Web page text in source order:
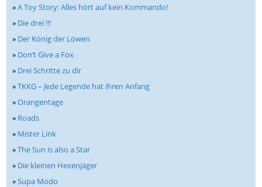
»A Toy Story: Alles hört auf kein Kommando!
» Die drei !!!
» Der König der Löwen
» Don’t Give a Fox
» Drei Schritte zu dir
»TKKG – Jede Legende hat ihren Anfang
»Orangentage
» Roads
» Mister Link
»The Sun is also a Star
» Die kleinen Hexenjäger
»Supa Modo